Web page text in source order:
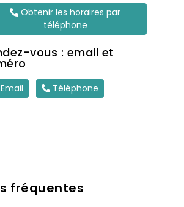
Obtenir les horaires par
téléphone
vous : email et
Téléphone
fréquentes